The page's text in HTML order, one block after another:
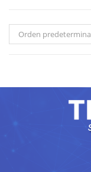
Orden